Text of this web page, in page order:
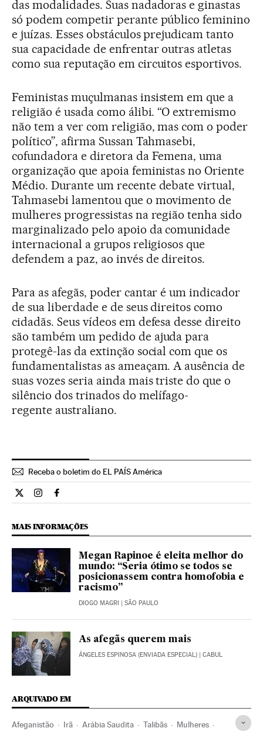
das modalidades. Suas nadadoras e ginastas
só podem competir perante público feminino
e juízas. Esses obstáculos prejudicam tanto
sua capacidade de enfrentar outras atletas
como sua reputação em circuitos esportivos.
Feministas muçulmanas insistem em que a
religião é usada como álibi. “O extremismo
não tem a ver com religião, mas com o poder
político”, afirma Sussan Tahmasebi,
cofundadora e diretora da Femena, uma
organização que apoia feministas no Oriente
Médio. Durante um recente debate virtual,
Tahmasebi lamentou que o movimento de
mulheres progressistas na região tenha sido
marginalizado pelo apoio da comunidade
internacional a grupos religiosos que
defendem a paz, ao invés de direitos.
Para as afegãs, poder cantar é um indicador
de sua liberdade e de seus direitos como
cidadãs. Seus vídeos em defesa desse direito
são também um pedido de ajuda para
protegê-las da extinção social com que os
fundamentalistas as ameaçam. A ausência de
suas vozes seria ainda mais triste do que o
silêncio dos trinados do melífago-
regente australiano.
Receba o boletim do EL PAÍS América
Internacional El País Brasil en Twitter
Internacional El País Brasil en Instagram
Internacional El País Brasil en Facebook
MAIS INFORMAÇÕES
Megan Rapinoe é eleita melhor do
mundo: “Seria ótimo se todos se
posicionassem contra homofobia e
racismo”
DIOGO MAGRI | SÃO PAULO
As afegãs querem mais
ÁNGELES ESPINOSA (ENVIADA ESPECIAL) | CABUL
ARQUIVADO EM
Afeganistão Irã Arábia Saudita Talibãs Mulheres